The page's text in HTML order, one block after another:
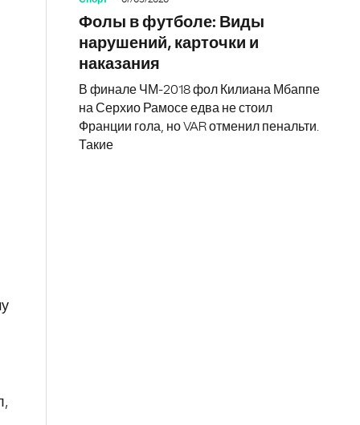
Фолы в футболе: Виды
нарушений, карточки и
наказания
В финале ЧМ-2018 фол Килиана Мбаппе
на Серхио Рамосе едва не стоил
Франции гола, но VAR отменил пенальти.
Такие